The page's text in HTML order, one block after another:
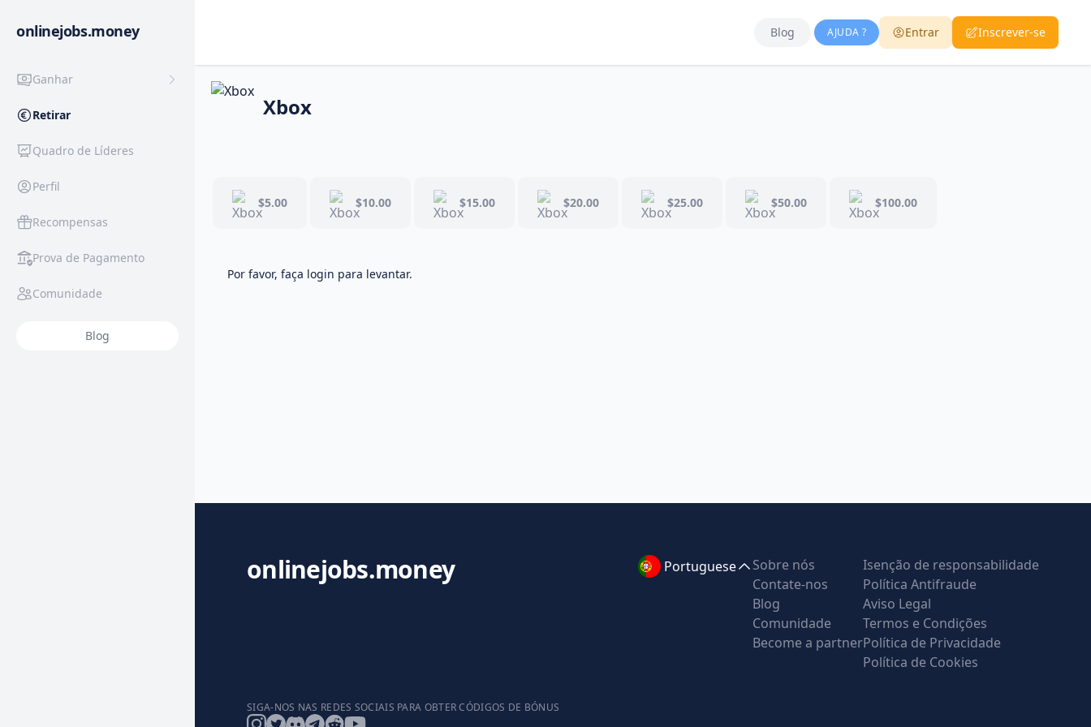
onlinejobs.money
Ganhar
Retirar
Quadro de Líderes
Perfil
Recompensas
Prova de Pagamento
Comunidade
Blog
Blog AJUDA ? Entrar Inscrever-se
Xbox
$5.00 $10.00 $15.00 $20.00 $25.00 $50.00 $100.00
Por favor, faça login para levantar.
onlinejobs.money
SIGA-NOS NAS REDES SOCIAIS PARA OBTER CÓDIGOS DE BÓNUS
Portuguese
Sobre nós
Contate-nos
Blog
Comunidade
Become a partner
Isenção de responsabilidade
Política Antifraude
Aviso Legal
Termos e Condições
Política de Privacidade
Política de Cookies